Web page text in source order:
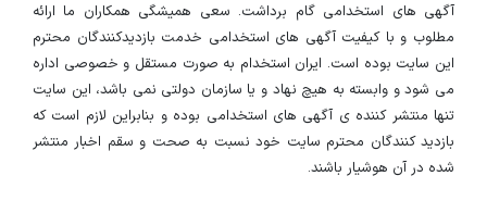
آگهی های استخدامی گام برداشت. سعی همیشگی همکاران ما ارائه
مطلوب و با کیفیت آگهی های استخدامی خدمت بازدیدکنندگان محترم
این سایت بوده است. ایران استخدام به صورت مستقل و خصوصی اداره
می شود و وابسته به هیچ نهاد و یا سازمان دولتی نمی باشد، این سایت
تنها منتشر کننده ی آگهی های استخدامی بوده و بنابراین لازم است که
بازدید کنندگان محترم سایت خود نسبت به صحت و سقم اخبار منتشر
شده در آن هوشیار باشند.